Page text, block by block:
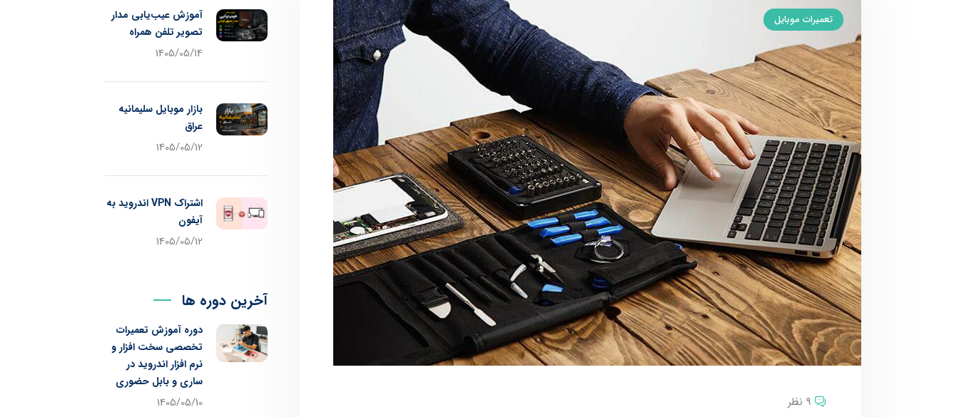
تعمیرات موبایل
9 نظر
آموزش عیب‌یابی مدار
تصویر تلفن همراه
1405/05/14
بازار موبایل سلیمانیه
عراق
1405/05/12
اشتراک VPN اندروید به
آیفون
1405/05/12
آخرین دوره ها
دوره آموزش تعمیرات
تخصصی سخت افزار و
نرم افزار اندروید در
ساری و بابل حضوری
1405/05/10